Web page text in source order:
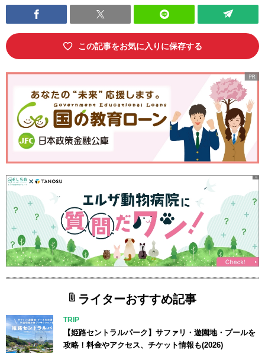
この記事をお気に入りに保存する
ライターおすすめ記事
TRIP
【姫路セントラルパーク】サファリ・遊園地・プールを
攻略！料金やアクセス、チケット情報も(2026)